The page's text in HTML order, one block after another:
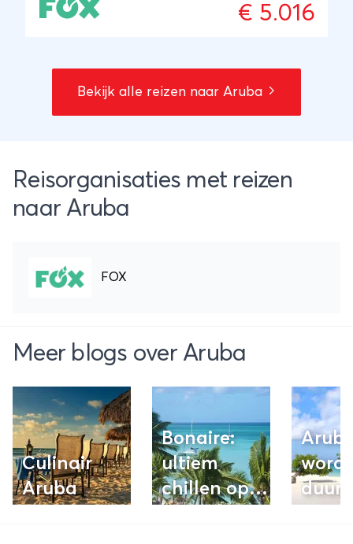
€ 5.016
Bekijk alle reizen naar Aruba
Reisorganisaties met reizen
naar Aruba
FOX
Meer blogs over Aruba
Culinair
Aruba
Bonaire:
ultiem
chillen op